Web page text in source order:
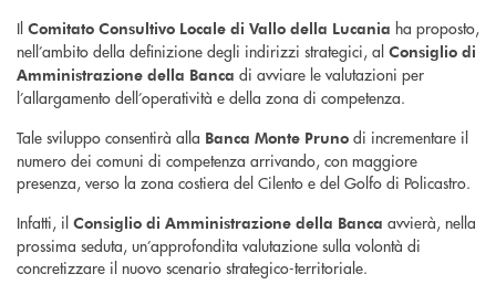
Il Comitato Consultivo Locale di Vallo della Lucania ha proposto,
nell’ambito della definizione degli indirizzi strategici, al Consiglio di
Amministrazione della Banca di avviare le valutazioni per
l’allargamento dell’operatività e della zona di competenza.
Tale sviluppo consentirà alla Banca Monte Pruno di incrementare il
numero dei comuni di competenza arrivando, con maggiore
presenza, verso la zona costiera del Cilento e del Golfo di Policastro.
Infatti, il Consiglio di Amministrazione della Banca avvierà, nella
prossima seduta, un’approfondita valutazione sulla volontà di
concretizzare il nuovo scenario strategico-territoriale.